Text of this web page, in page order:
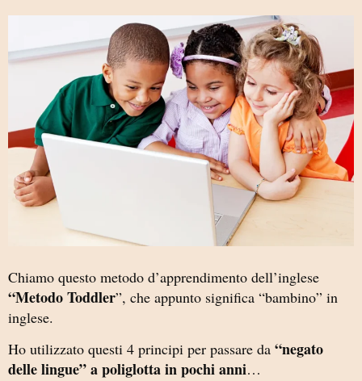
Chiamo questo metodo d’apprendimento dell’inglese
“Metodo Toddler”, che appunto significa “bambino” in
inglese.
Ho utilizzato questi 4 principi per passare da “negato
delle lingue” a poliglotta in pochi anni…